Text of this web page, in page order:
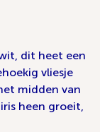
dit heet een
vliesje
midden van
heen groeit,